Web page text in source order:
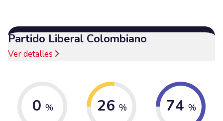
Partido Liberal Colombiano
Ver detalles
0 % 26 % 74 %